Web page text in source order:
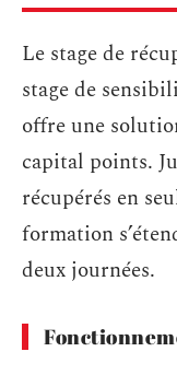
Le stage de
stage de
offre une
capital points.
récupérés en
formation
deux journées.